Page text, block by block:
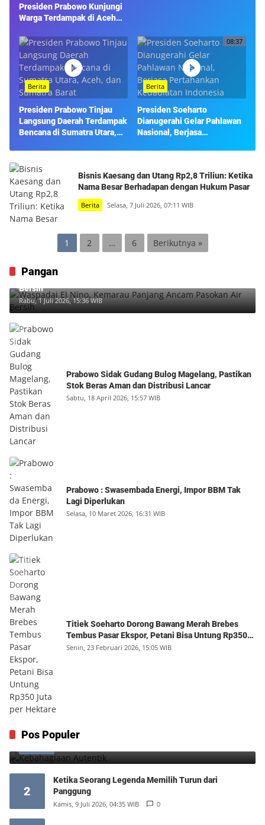
Presiden Prabowo Kunjungi
Warga Terdampak di Aceh
Berita
Presiden Prabowo Tinjau
Langsung Daerah Terdampak
Bencana di Sumatra Utara,
08:37
Berita
Presiden Soeharto
Dianugerahi Gelar Pahlawan
Nasional, Berjasa
Bisnis Kaesang dan Utang Rp2,8 Triliun: Ketika
Nama Besar Berhadapan dengan Hukum Pasar
Berita Selasa, 7 Juli 2026, 07:11 WIB
1 2 … 6 Berikutnya »
Pangan
Waspadai El Nino, Kemarau Panjang Ancam Pasokan Air
Bersih
Rabu, 1 Juli 2026, 15:36 WIB
Prabowo Sidak Gudang Bulog Magelang, Pastikan
Stok Beras Aman dan Distribusi Lancar
Sabtu, 18 April 2026, 15:57 WIB
Prabowo : Swasembada Energi, Impor BBM Tak
Lagi Diperlukan
Selasa, 10 Maret 2026, 16:31 WIB
Titiek Soeharto Dorong Bawang Merah Brebes
Tembus Pasar Ekspor, Petani Bisa Untung Rp350
Juta per Hektare
Senin, 23 Februari 2026, 15:05 WIB
Pos Populer
1 Kebahagiaan Autentik
2
Ketika Seorang Legenda Memilih Turun dari
Panggung
Kamis, 9 Juli 2026, 04:35 WIB 0